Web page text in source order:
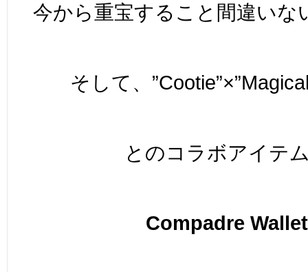
今から重宝すること間違いな
そして、
とのコラボアイテ
Compadre Wallet